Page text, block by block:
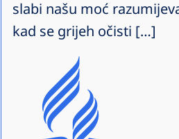
slabi našu moć
kad se grijeh očisti […]